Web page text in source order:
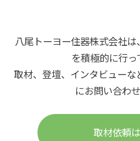
八尾トーヨー住器株式会社
を積極的に行っ
取材、登壇、インタビュー
にお問い合わ
取材依頼